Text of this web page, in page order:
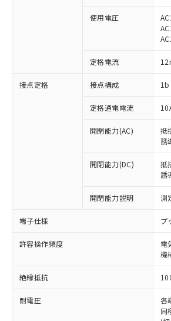
使用電圧
定格電流
接点定格 接点構成 1b
定格通電電流
開閉能力(AC)
抵
誘
開閉能力(DC)
抵
誘
開閉能力説明 測
端子仕様 プ
許容操作頻度
電
機
絶縁抵抗
耐電圧
各
同
ご利用条件
以下の条件をお読みいただき
本サービスは、当社制御
商品の当社在庫状況およ
(税抜)を提供させていた
当社制御機器事業取扱商
ことをご了承ください。
在庫状況および標準価格
記載している更新日時点
タに基づき作成されるも
覧された時点での実際の
準価格とは異なる場合が
対応済み：EU RoHS指令（
非含有に対応した製品が提供
す。
対応予定：EU RoHS指令（10
有に対応した製品に切り替える
対応予定なし：EU RoHS指令
非含有に非対応の商品で、対
調査・確認中：EU RoHS指令
非含有の対応状況を調査中ま
非該当品：ライセンス料など
害物質有無と関係のない商品で
仕入先様の事情により、非含
いたものが、含有品と判明した
むを得ず変更することがありま
*EU RoHS指令（10物質）：
鉛(Pb) 1000ppm以下、 水銀(Hg)
六価クロム(Cr(Ⅵ)) 1000ppm以下、ポリ
類(PBB) 1000ppm以下、ポリ臭化ジフ
「○」：最大均質材料含有率が
基準値以下であることを示しま
「×」：最大均質材料含有率が
基準値を超えていることを示し
「－」：未確認です。当社販売
*中国RoHS10物質の基準値 (GB/
Pb(鉛) :1000ppm、 Hg(水銀) :
Cr(Ⅵ)(六価クロム) : 1000ppm、 PBBs(ポ
当社は、これら貴社製品
為替および外国貿易法に
または国外への提供する
国政府の輸出許可(または
可)を取得するなどの必要